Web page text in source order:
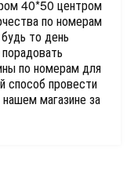
40*50 центром
по номерам
то день
по номерам для
способ провести
магазине за